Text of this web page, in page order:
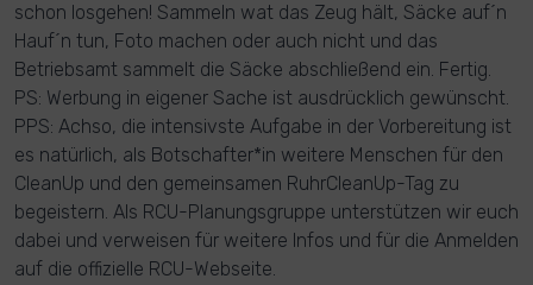
schon losgehen! Sammeln wat das Zeug hält, Säcke auf´n
Hauf´n tun, Foto machen oder auch nicht und das
Betriebsamt sammelt die Säcke abschließend ein. Fertig.
PS: Werbung in eigener Sache ist ausdrücklich gewünscht.
PPS: Achso, die intensivste Aufgabe in der Vorbereitung ist
es natürlich, als Botschafter*in weitere Menschen für den
CleanUp und den gemeinsamen RuhrCleanUp-Tag zu
begeistern. Als RCU-Planungsgruppe unterstützen wir euch
dabei und verweisen für weitere Infos und für die Anmelden
auf die offizielle RCU-Webseite.